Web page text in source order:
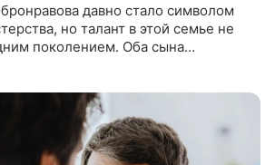
давно стало символом
но талант в этой семье не
поколением. Оба сына